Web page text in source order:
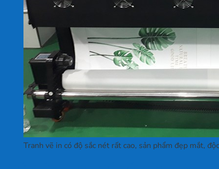
Tranh vẽ in có độ sắc nét rất cao, sản phẩm đẹp mắt,